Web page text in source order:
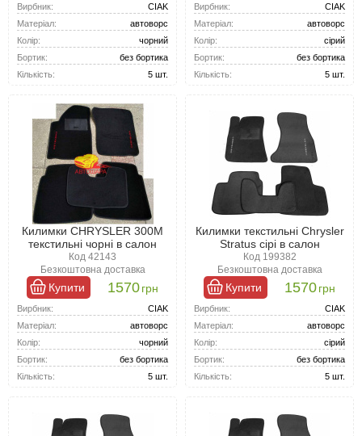
Вирбник:
CIAK
Матеріал:
автоворс
Колір:
чорний
Бортик:
без бортика
Кількість:
5 шт.
Вирбник:
CIAK
Матеріал:
автоворс
Колір:
сірий
Бортик:
без бортика
Кількість:
5 шт.
Килимки CHRYSLER 300M
текстильні чорні в салон
Код 42143
Безкоштовна доставка
Купити 1570грн
Вирбник:
CIAK
Матеріал:
автоворс
Колір:
чорний
Бортик:
без бортика
Кількість:
5 шт.
Килимки текстильні Chrysler
Stratus сірі в салон
Код 199382
Безкоштовна доставка
Купити 1570грн
Вирбник:
CIAK
Матеріал:
автоворс
Колір:
сірий
Бортик:
без бортика
Кількість:
5 шт.